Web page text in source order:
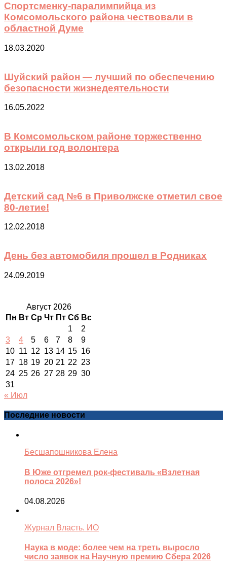
Cпортсменку-паралимпийца из
Комсомольского района чествовали в
областной Думе
18.03.2020
Шуйский район — лучший по обеспечению
безопасности жизнедеятельности
16.05.2022
В Комсомольском районе торжественно
открыли год волонтера
13.02.2018
Детский сад №6 в Приволжске отметил свое
80-летие!
12.02.2018
День без автомобиля прошел в Родниках
24.09.2019
Август 2026
Пн Вт Ср Чт Пт Сб Вс
1
2
3
4 5 6 7 8
9
10 11 12 13 14 15 16
17 18 19 20 21 22 23
24 25 26 27 28 29 30
31
« Июл
Последние новости
Бесшапошникова Елена
В Юже отгремел рок-фестиваль «Взлетная
полоса 2026»!
04.08.2026
Журнал Власть. ИО
Наука в моде: более чем на треть выросло
число заявок на Научную премию Сбера 2026